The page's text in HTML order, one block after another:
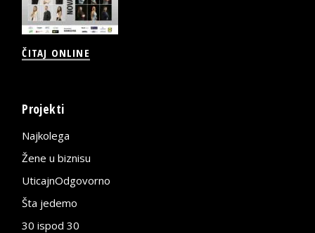
ČITAJ ONLINE
Projekti
Najkolega
Žene u biznisu
UticajnOdgovorno
Šta jedemo
30 ispod 30